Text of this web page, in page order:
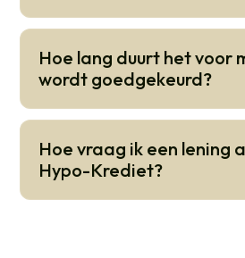
Hoe lang duurt het voor
wordt goedgekeurd?
Hoe vraag ik een lening
Hypo-Krediet?